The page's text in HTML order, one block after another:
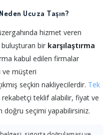
Ucuza Taşın?
hizmet veren
buluşturan bir karşılaştırma
kabul edilen firmalar
ve müşteri
seçkin nakliyecilerdir. Tek
teklif alabilir, fiyat ve
doğru seçimi yapabilirsiniz.